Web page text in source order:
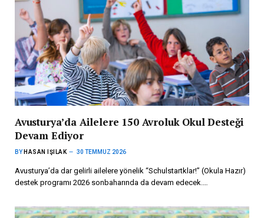
Avusturya’da Ailelere 150 Avroluk Okul Desteği
Devam Ediyor
BY HASAN IŞILAK 30 TEMMUZ 2026
Avusturya’da dar gelirli ailelere yönelik “Schulstartklar!” (Okula Hazır)
destek programı 2026 sonbaharında da devam edecek.…